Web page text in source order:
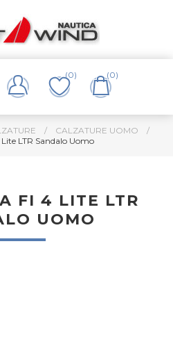
(0) (0)
/ CALZATURE UOMO
/
Lite LTR Sandalo Uomo
FI 4 LITE LTR
UOMO